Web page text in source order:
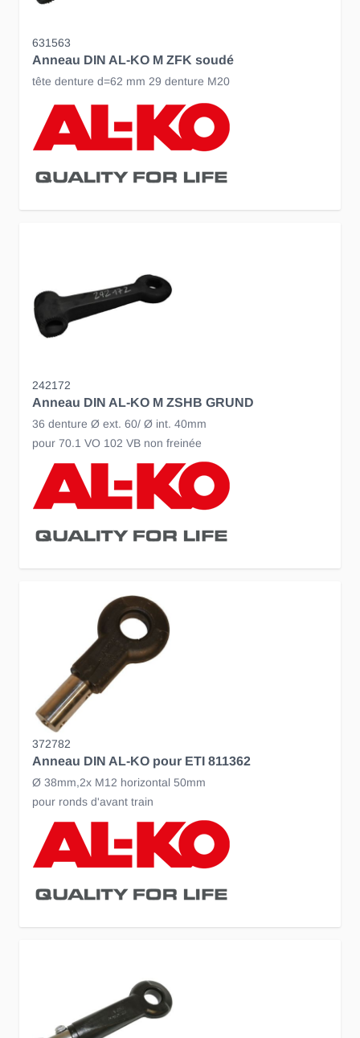
631563
Anneau DIN AL-KO M ZFK soudé
tête denture d=62 mm 29 denture M20
242172
Anneau DIN AL-KO M ZSHB GRUND
36 denture Ø ext. 60/ Ø int. 40mm
pour 70.1 VO 102 VB non freinée
372782
Anneau DIN AL-KO pour ETI 811362
Ø 38mm,2x M12 horizontal 50mm
pour ronds d'avant train